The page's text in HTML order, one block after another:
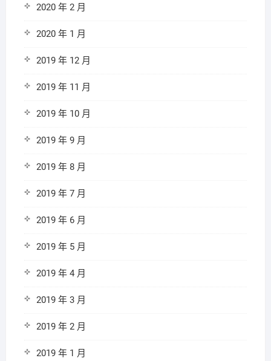
2020 年 2 月
2020 年 1 月
2019 年 12 月
2019 年 11 月
2019 年 10 月
2019 年 9 月
2019 年 8 月
2019 年 7 月
2019 年 6 月
2019 年 5 月
2019 年 4 月
2019 年 3 月
2019 年 2 月
2019 年 1 月